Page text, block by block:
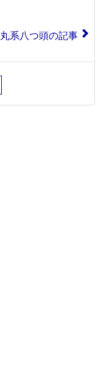
丸系八つ頭の記事